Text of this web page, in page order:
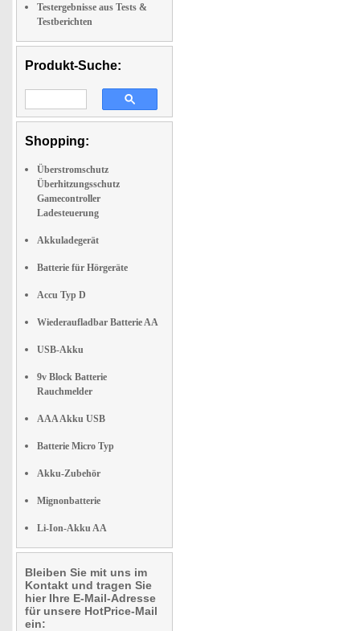
Testergebnisse aus Tests &
Testberichten
Produkt-Suche:
Shopping:
Überstromschutz
Überhitzungsschutz
Gamecontroller
Ladesteuerung
Akkuladegerät
Batterie für Hörgeräte
Accu Typ D
Wiederaufladbar Batterie AA
USB-Akku
9v Block Batterie
Rauchmelder
AAA Akku USB
Batterie Micro Typ
Akku-Zubehör
Mignonbatterie
Li-Ion-Akku AA
Bleiben Sie mit uns im
Kontakt und tragen Sie
hier Ihre E-Mail-Adresse
für unsere HotPrice-Mail
ein: